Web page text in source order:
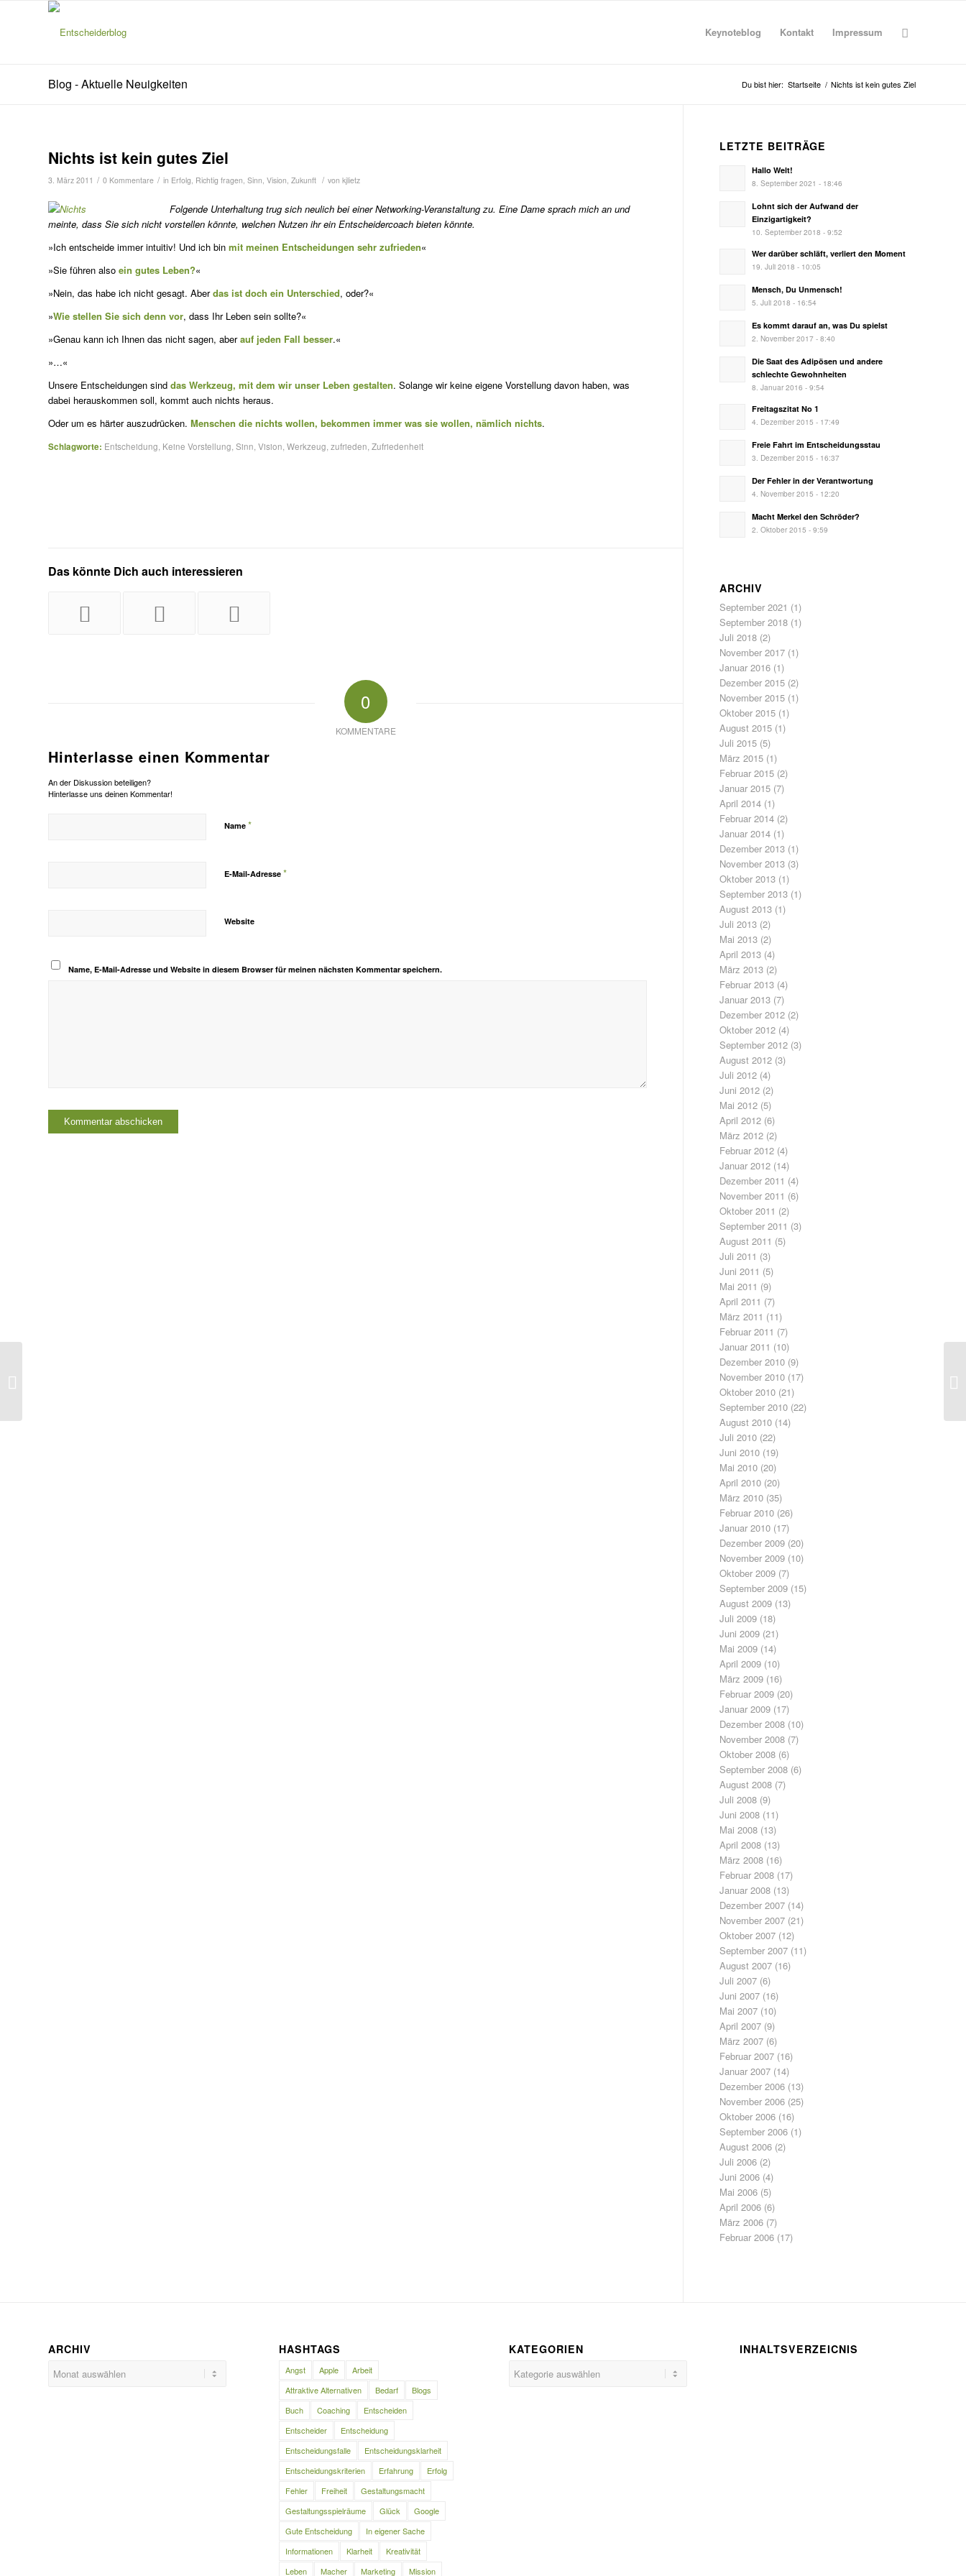
Keynoteblog Kontakt Impressum
Blog - Aktuelle Neuigkeiten Du bist hier: Startseite / Nichts ist kein gutes Ziel
Nichts ist kein gutes Ziel
3. März 2011 / 0 Kommentare / in Erfolg, Richtig fragen, Sinn, Vision, Zukunft / von kjlietz
Folgende Unterhaltung trug sich neulich bei einer Networking-Veranstaltung zu. Eine Da­me sprach mich an und
meinte, dass Sie sich nicht vorstellen könnte, welchen Nutzen ihr ein Entscheidercoach bieten könnte.
»Ich entscheide immer intuitiv! Und ich bin mit meinen Entscheidun­gen sehr zufrieden«
»Sie führen also ein gutes Leben?«
»Nein, das habe ich nicht gesagt. Aberdas ist doch ein Unterschied, oder?«
»Wie stellen Sie sich denn vor, dass Ihr Leben sein sollte?«
»Genau kann ich Ihnen das nicht sagen, aberauf jeden Fall besser.«
»…«
Unsere Entscheidungen sind das Werkzeug, mit dem wir unser Le­ben gestalten. Solange wir keine eigene Vorstellung davon haben, was
dabei herauskommen soll, kommt auch nichts heraus.
Oder um es härter auszudrücken. Menschen die nichts wollen, be­kommen immer was sie wollen, nämlich nichts.
Schlagworte: Entscheidung, Keine Vorstellung,Sinn,Vision,Werkzeug,zufrieden,Zufriedenheit
Das könnte Dich auch interessieren
0
KOMMENTARE
Hinterlasse einen Kommentar
An der Diskussion beteiligen?
Hinterlasse uns deinen Kommentar!
Name *
E-Mail-Adresse *
Website
Name, E-Mail-Adresse und Website in diesem Browser für meinen nächsten Kommentar speichern.
LETZTE BEITRÄGE
Hallo Welt!
8. September 2021 - 18:46
Lohnt sich der Aufwand der
Einzigartigkeit?
10. September 2018 - 9:52
Wer darüber schläft, verliert den Moment
19. Juli 2018 - 10:05
Mensch, Du Unmensch!
5. Juli 2018 - 16:54
Es kommt darauf an, was Du spielst
2. November 2017 - 8:40
Die Saat des Adipösen und andere
schlechte Gewohnheiten
8. Januar 2016 - 9:54
Freitagszitat No 1
4. Dezember 2015 - 17:49
Freie Fahrt im Entscheidungsstau
3. Dezember 2015 - 16:37
Der Fehler in der Verantwortung
4. November 2015 - 12:20
Macht Merkel den Schröder?
2. Oktober 2015 - 9:59
ARCHIV
September 2021 (1)
September 2018 (1)
Juli 2018 (2)
November 2017 (1)
Januar 2016 (1)
Dezember 2015 (2)
November 2015 (1)
Oktober 2015 (1)
August 2015 (1)
Juli 2015 (5)
März 2015 (1)
Februar 2015 (2)
Januar 2015 (7)
April 2014 (1)
Februar 2014 (2)
Januar 2014 (1)
Dezember 2013 (1)
November 2013 (3)
Oktober 2013 (1)
September 2013 (1)
August 2013 (1)
Juli 2013 (2)
Mai 2013 (2)
April 2013 (4)
März 2013 (2)
Februar 2013 (4)
Januar 2013 (7)
Dezember 2012 (2)
Oktober 2012 (4)
September 2012 (3)
August 2012 (3)
Juli 2012 (4)
Juni 2012 (2)
Mai 2012 (5)
April 2012 (6)
März 2012 (2)
Februar 2012 (4)
Januar 2012 (14)
Dezember 2011 (4)
November 2011 (6)
Oktober 2011 (2)
September 2011 (3)
August 2011 (5)
Juli 2011 (3)
Juni 2011 (5)
Mai 2011 (9)
April 2011 (7)
März 2011 (11)
Februar 2011 (7)
Januar 2011 (10)
Dezember 2010 (9)
November 2010 (17)
Oktober 2010 (21)
September 2010 (22)
August 2010 (14)
Juli 2010 (22)
Juni 2010 (19)
Mai 2010 (20)
April 2010 (20)
März 2010 (35)
Februar 2010 (26)
Januar 2010 (17)
Dezember 2009 (20)
November 2009 (10)
Oktober 2009 (7)
September 2009 (15)
August 2009 (13)
Juli 2009 (18)
Juni 2009 (21)
Mai 2009 (14)
April 2009 (10)
März 2009 (16)
Februar 2009 (20)
Januar 2009 (17)
Dezember 2008 (10)
November 2008 (7)
Oktober 2008 (6)
September 2008 (6)
August 2008 (7)
Juli 2008 (9)
Juni 2008 (11)
Mai 2008 (13)
April 2008 (13)
März 2008 (16)
Februar 2008 (17)
Januar 2008 (13)
Dezember 2007 (14)
November 2007 (21)
Oktober 2007 (12)
September 2007 (11)
August 2007 (16)
Juli 2007 (6)
Juni 2007 (16)
Mai 2007 (10)
April 2007 (9)
März 2007 (6)
Februar 2007 (16)
Januar 2007 (14)
Dezember 2006 (13)
November 2006 (25)
Oktober 2006 (16)
September 2006 (1)
August 2006 (2)
Juli 2006 (2)
Juni 2006 (4)
Mai 2006 (5)
April 2006 (6)
März 2006 (7)
Februar 2006 (17)
ARCHIV HASHTAGS
Angst Apple
Arbeit
Attraktive Alternativen
Bedarf
Blogs
Buch
Coaching
Entscheiden
Entscheider
Entscheidung
Entscheidungsfalle
Entscheidungsklarheit
Entscheidungskriterien
Erfahrung
Erfolg
Fehler
Freiheit
Gestaltungsmacht
Gestaltungsspielräume
Glück
Google
Gute Entscheidung
In eigener Sache
Informationen
Klarheit
Kreativität
Leben
Macher Marketing Mission
KATEGORIEN INHALTSVERZEICNIS